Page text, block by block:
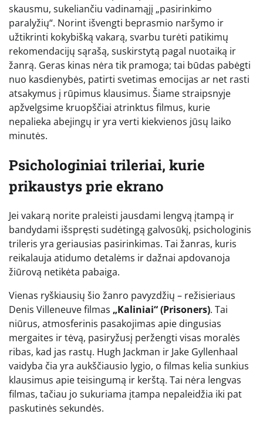
skausmu, sukeliančiu vadinamąjį „pasirinkimo
paralyžių“. Norint išvengti beprasmio naršymo ir
užtikrinti kokybišką vakarą, svarbu turėti patikimų
rekomendacijų sąrašą, suskirstytą pagal nuotaiką ir
žanrą. Geras kinas nėra tik pramoga; tai būdas pabėgti
nuo kasdienybės, patirti svetimas emocijas ar net rasti
atsakymus į rūpimus klausimus. Šiame straipsnyje
apžvelgsime kruopščiai atrinktus filmus, kurie
nepalieka abejingų ir yra verti kiekvienos jūsų laiko
minutės.
Psichologiniai trileriai, kurie
prikaustys prie ekrano
Jei vakarą norite praleisti jausdami lengvą įtampą ir
bandydami išspręsti sudėtingą galvosūkį, psichologinis
trileris yra geriausias pasirinkimas. Tai žanras, kuris
reikalauja atidumo detalėms ir dažnai apdovanoja
žiūrovą netikėta pabaiga.
Vienas ryškiausių šio žanro pavyzdžių – režisieriaus
Denis Villeneuve filmas „Kaliniai“ (Prisoners). Tai
niūrus, atmosferinis pasakojimas apie dingusias
mergaites ir tėvą, pasiryžusį peržengti visas moralės
ribas, kad jas rastų. Hugh Jackman ir Jake Gyllenhaal
vaidyba čia yra aukščiausio lygio, o filmas kelia sunkius
klausimus apie teisingumą ir kerštą. Tai nėra lengvas
filmas, tačiau jo sukuriama įtampa nepaleidžia iki pat
paskutinės sekundės.